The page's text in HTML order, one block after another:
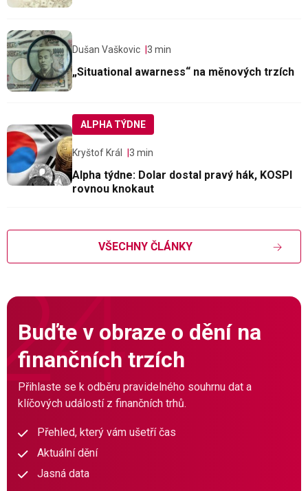
Dušan Vaškovic 3 min
„Situational awarness“ na měnových trzích
ALPHA TÝDNE
Kryštof Král 3 min
Alpha týdne: Dolar dostal pravý hák, KOSPI
rovnou knokaut
VŠECHNY ČLÁNKY
Buďte v obraze o dění na
finančních trzích
Přihlaste se k odběru pravidelného souhrnu dat a
klíčových událostí z finančních trhů.
Přehled, který vám ušetří čas
Aktuální dění
Jasná data